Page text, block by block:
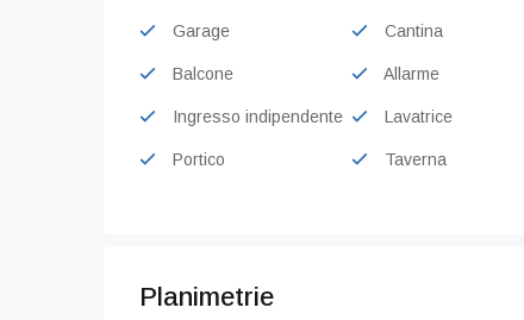
Garage Cantina
Balcone Allarme
Ingresso indipendente Lavatrice
Portico Taverna
Planimetrie